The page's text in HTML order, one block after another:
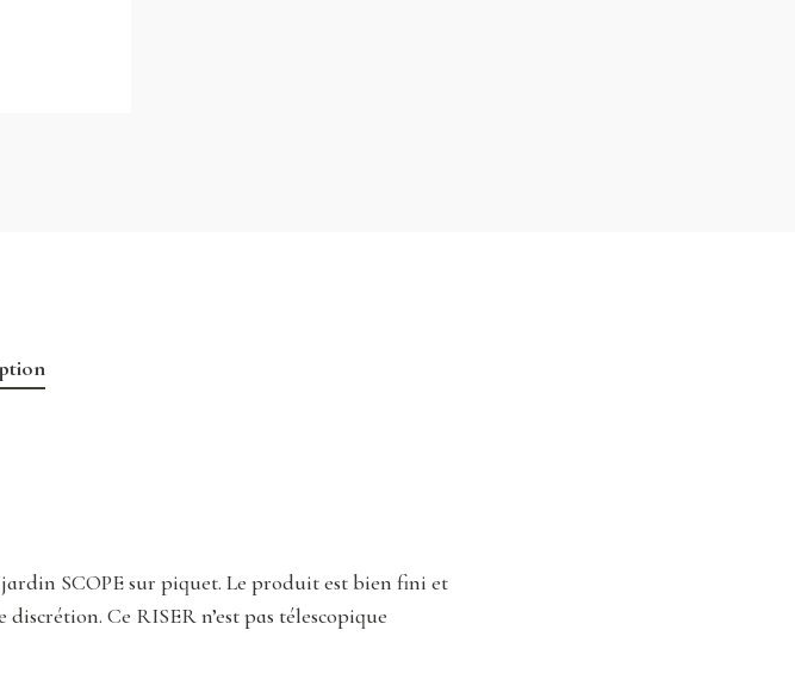
jardin SCOPE sur piquet. Le produit est bien fini et
Ce RISER n’est pas télescopique